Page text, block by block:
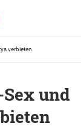
verbieten
und